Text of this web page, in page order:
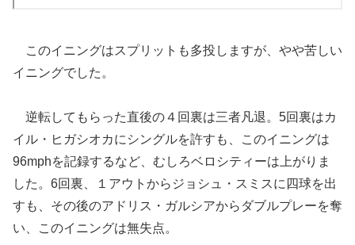
このイニングはスプリットも多投しますが、やや苦しい
イニングでした。
逆転してもらった直後の４回裏は三者凡退。5回裏はカ
イル・ヒガシオカにシングルを許すも、このイニングは
96mphを記録するなど、むしろベロシティーは上がりま
した。6回裏、１アウトからジョシュ・スミスに四球を出
すも、その後のアドリス・ガルシアからダブルプレーを奪
い、このイニングは無失点。